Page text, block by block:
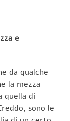
e
da qualche
la mezza
quella di
sono le